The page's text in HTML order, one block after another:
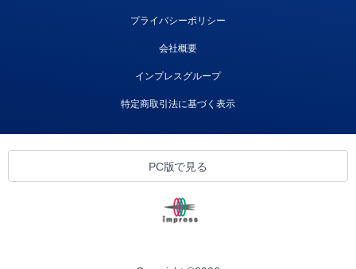
プライバシーポリシー
会社概要
インプレスグループ
特定商取引法に基づく表示
PC版で見る